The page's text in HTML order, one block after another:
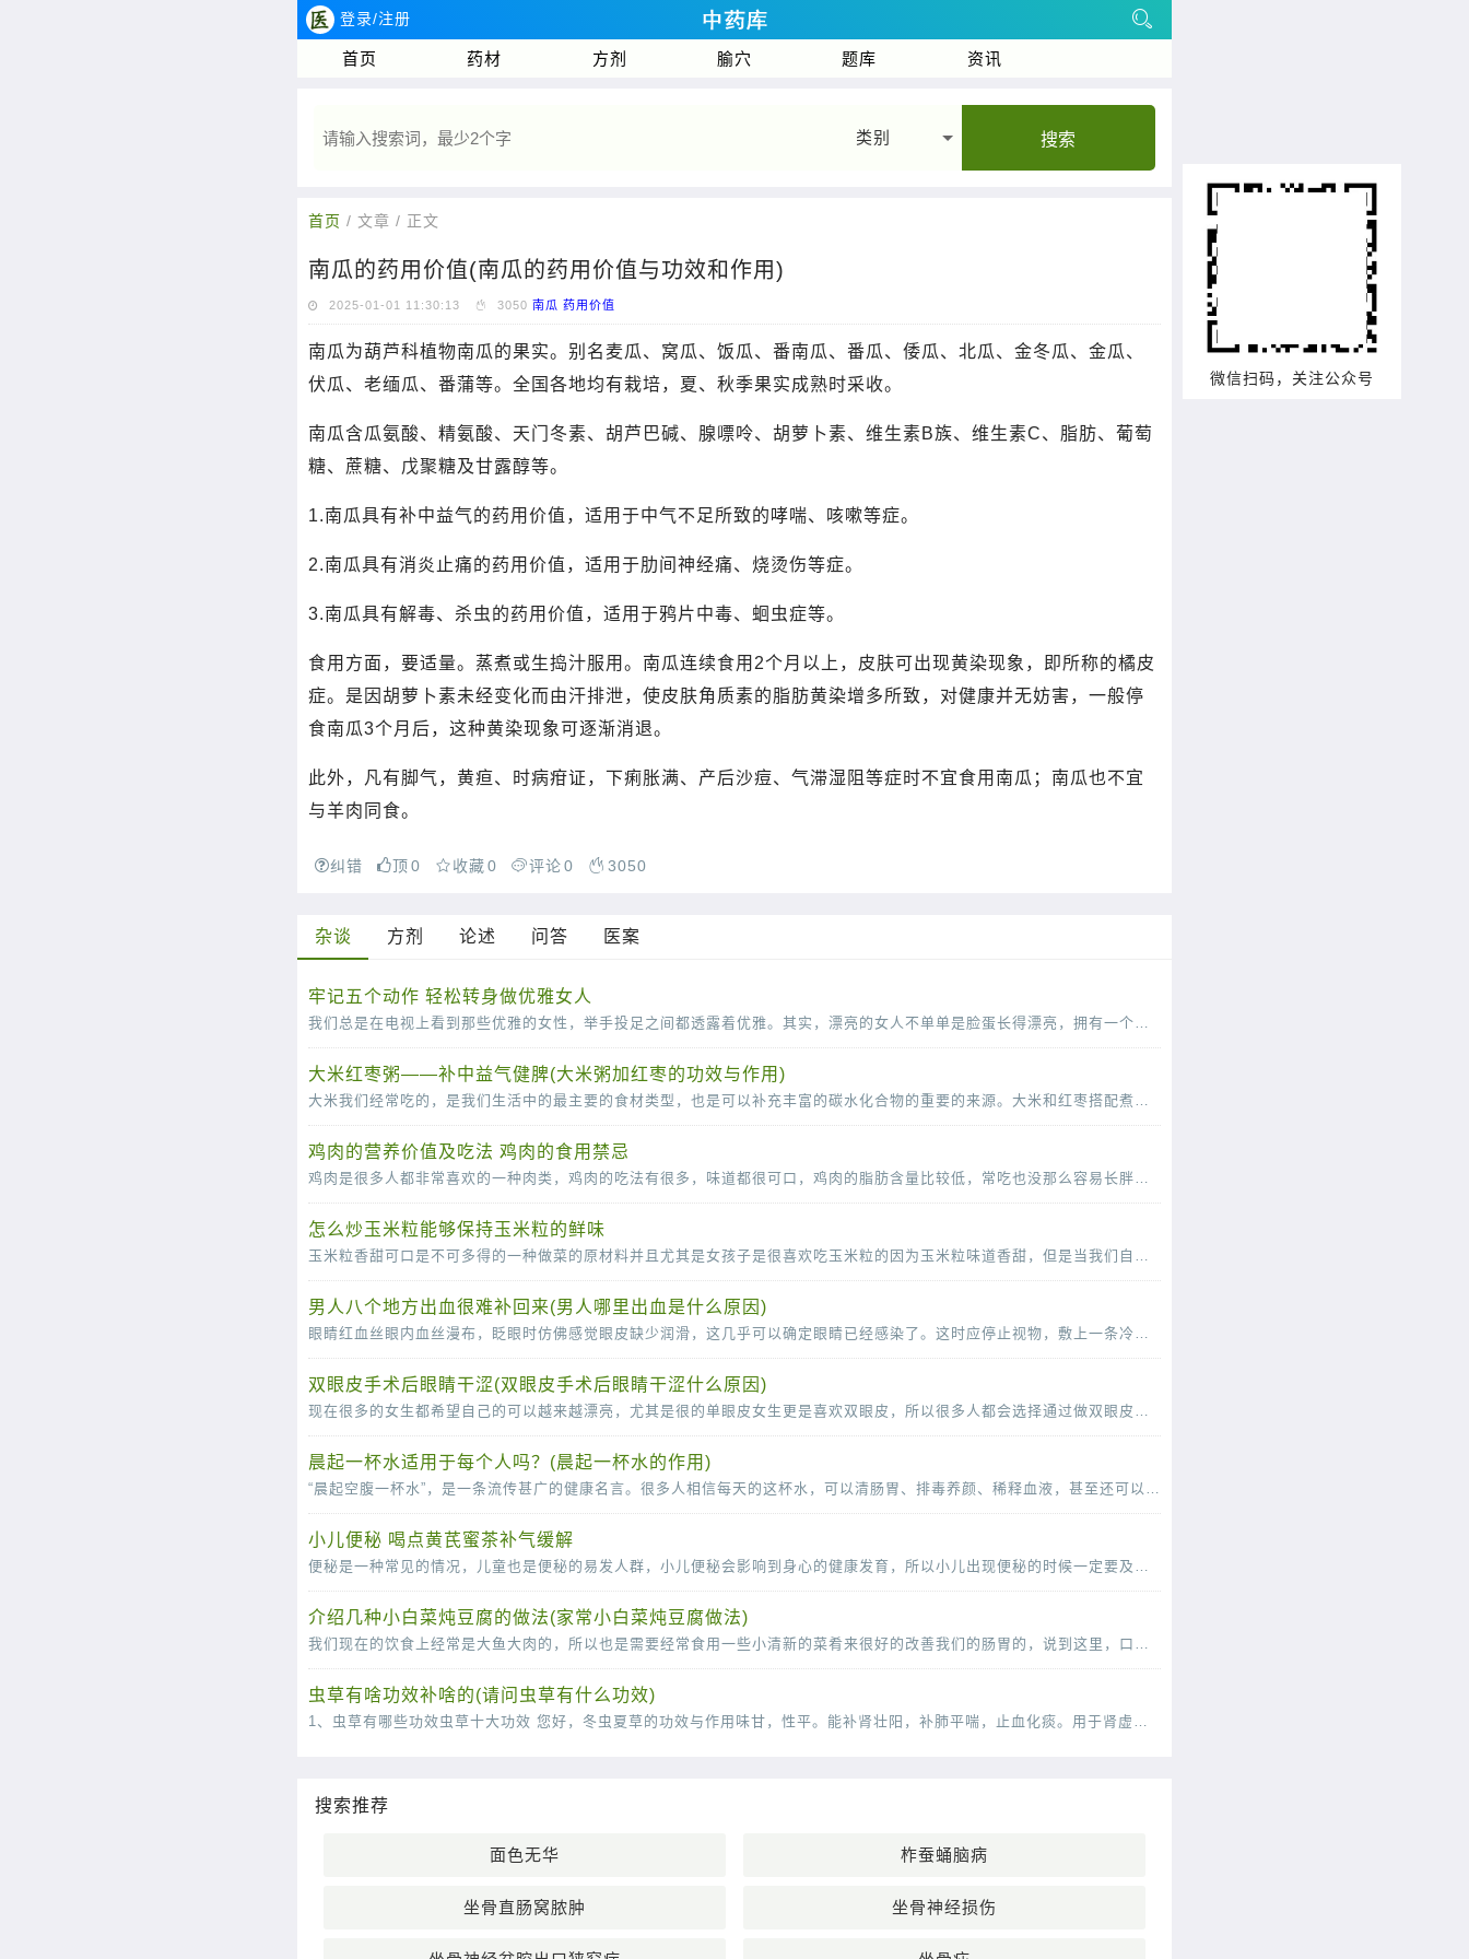
登录/注册
首页 药材 方剂 腧穴 题库 资讯
类别 搜索
首页 / 文章 / 正文
南瓜的药用价值(南瓜的药用价值与功效和作用)
2025-01-01 11:30:13 3050 南瓜 药用价值
南瓜为葫芦科植物南瓜的果实。别名麦瓜、窝瓜、饭瓜、番南瓜、番瓜、倭瓜、北瓜、金冬瓜、金瓜、
伏瓜、老缅瓜、番蒲等。全国各地均有栽培，夏、秋季果实成熟时采收。
南瓜含瓜氨酸、精氨酸、天门冬素、胡芦巴碱、腺嘌呤、胡萝卜素、维生素B族、维生素C、脂肪、葡萄
糖、蔗糖、戊聚糖及甘露醇等。
1.南瓜具有补中益气的药用价值，适用于中气不足所致的哮喘、咳嗽等症。
2.南瓜具有消炎止痛的药用价值，适用于肋间神经痛、烧烫伤等症。
3.南瓜具有解毒、杀虫的药用价值，适用于鸦片中毒、蛔虫症等。
食用方面，要适量。蒸煮或生捣汁服用。南瓜连续食用2个月以上，皮肤可出现黄染现象，即所称的橘皮
症。是因胡萝卜素未经变化而由汗排泄，使皮肤角质素的脂肪黄染增多所致，对健康并无妨害，一般停
食南瓜3个月后，这种黄染现象可逐渐消退。
此外，凡有脚气，黄疸、时病疳证，下痢胀满、产后沙痘、气滞湿阻等症时不宜食用南瓜；南瓜也不宜
与羊肉同食。
纠错 顶0 收藏0 评论0 3050
杂谈 方剂 论述 问答 医案
牢记五个动作 轻松转身做优雅女人
我们总是在电视上看到那些优雅的女性，举手投足之间都透露着优雅。其实，漂亮的女人不单单是脸蛋长得漂亮，拥有一个完美的身材，更要有气质，而气质并不是一天两天就可以培养出来的，需
大米红枣粥——补中益气健脾(大米粥加红枣的功效与作用)
大米我们经常吃的，是我们生活中的最主要的食材类型，也是可以补充丰富的碳水化合物的重要的来源。大米和红枣搭配煮粥的话可以有滋补气血的作用，红枣可以补血，而且还可以补铁的哦
鸡肉的营养价值及吃法 鸡肉的食用禁忌
鸡肉是很多人都非常喜欢的一种肉类，鸡肉的吃法有很多，味道都很可口，鸡肉的脂肪含量比较低，常吃也没那么容易长胖，营养价值很高。鸡肉的营养价值及吃法多吃鸡肉，有助于抗冻防病，而且
怎么炒玉米粒能够保持玉米粒的鲜味
玉米粒香甜可口是不可多得的一种做菜的原材料并且尤其是女孩子是很喜欢吃玉米粒的因为玉米粒味道香甜，但是当我们自己尝试着去做玉米粒的时候就会发现其实很多时候我们做的玉
男人八个地方出血很难补回来(男人哪里出血是什么原因)
眼睛红血丝眼内血丝漫布，眨眼时仿佛感觉眼皮缺少润滑，这几乎可以确定眼睛已经感染了。这时应停止视物，敷上一条冷毛巾，稍事缓解，同时涂一些消炎眼膏。切记不能揉眼睛，因为手是脏的
双眼皮手术后眼睛干涩(双眼皮手术后眼睛干涩什么原因)
现在很多的女生都希望自己的可以越来越漂亮，尤其是很的单眼皮女生更是喜欢双眼皮，所以很多人都会选择通过做双眼皮手术的方法变成双眼皮。很多女生在做了双眼皮手术之后，会感觉
晨起一杯水适用于每个人吗？(晨起一杯水的作用)
“晨起空腹一杯水”，是一条流传甚广的健康名言。很多人相信每天的这杯水，可以清肠胃、排毒养颜、稀释血液，甚至还可以减少疾病的发生。那么，晨起一杯水适用于每个人吗？不是的。从
小儿便秘 喝点黄芪蜜茶补气缓解
便秘是一种常见的情况，儿童也是便秘的易发人群，小儿便秘会影响到身心的健康发育，所以小儿出现便秘的时候一定要及时的调理。下面中医就为父母们介绍几款辅助治疗便秘的食疗方，快
介绍几种小白菜炖豆腐的做法(家常小白菜炖豆腐做法)
我们现在的饮食上经常是大鱼大肉的，所以也是需要经常食用一些小清新的菜肴来很好的改善我们的肠胃的，说到这里，口味清淡的小白菜炖豆腐就是我们不得不说的一道菜了，这道菜虽然说
虫草有啥功效补啥的(请问虫草有什么功效)
1、虫草有哪些功效虫草十大功效 您好，冬虫夏草的功效与作用味甘，性平。能补肾壮阳，补肺平喘，止血化痰。用于肾虚阳痿，遗精，头昏耳鸣；肺虚或肺肾两虚，喘咳短气，或咳血；体虚自汗，畏风。1
搜索推荐
面色无华 柞蚕蛹脑病
坐骨直肠窝脓肿 坐骨神经损伤
微信扫码，关注公众号